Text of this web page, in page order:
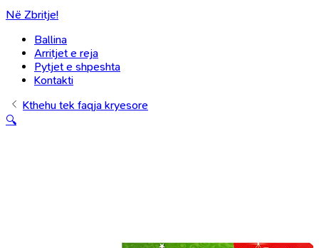
Në Zbritje!
Ballina
Arritjet e reja
Pytjet e shpeshta
Kontakti
Kthehu tek faqja kryesore
🔍